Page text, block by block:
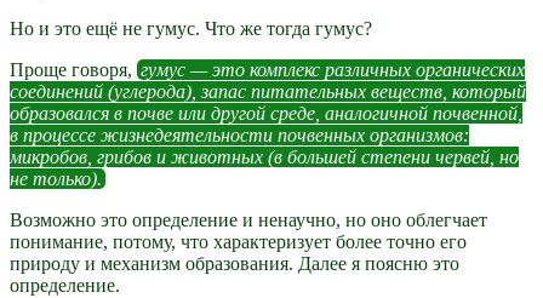
Но и это ещё не гумус. Что же тогда гумус?
Проще говоря, гумус — это комплекс различных органических
соединений (углерода), запас питательных веществ, который
образовался в почве или другой среде, аналогичной почвенной,
в процессе жизнедеятельности почвенных организмов:
микробов, грибов и животных (в большей степени червей, но
не только).
Возможно это определение и ненаучно, но оно облегчает
понимание, потому, что характеризует более точно его
природу и механизм образования. Далее я поясню это
определение.